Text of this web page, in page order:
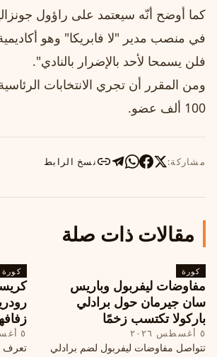
كما أوضح أنّه سيعتمد على راؤول
في منصب مدير "لا فابريكا" وهو
فلن يسمحا لأحد بالإضرار بالنادي".
100 ألف عضو.
مشاركة: نسخ الرابط
مقالات ذات صلة
كورة
مفاوضات ليفربول وباريس
سان جيرمان حول برادلي
باركولا تكتسب زخمًا
٥ أغسطس ٢٠٢٦
تتواصل مفاوضات ليفربول لضم برادلي
كورة
٥ أغسطس ٢٠٢٦
تعرف